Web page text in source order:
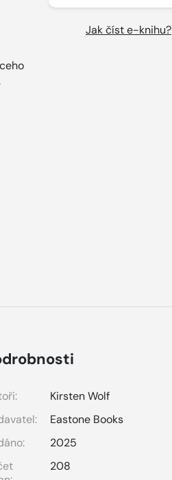
Jak číst e-knihu?
Kirsten Wolf
Eastone Books
2025
208